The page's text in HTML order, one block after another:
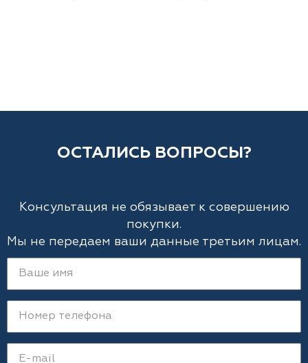
ОСТАЛИСЬ ВОПРОСЫ?
Консультация не обязывает к совершению
покупки.
Мы не передаем ваши данные третьим лицам.